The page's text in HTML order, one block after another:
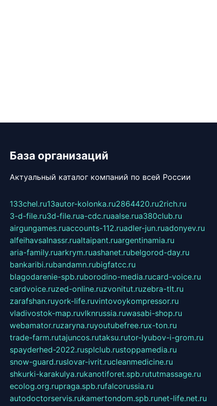
База организаций
Актуальный каталог компаний по всей России
133chel.ru13autor-kolonka.ru2864420.ru2rich.ru
3-d-file.ru3d-file.rua-cdc.ruaalse.rua380club.ru
airgungames.ruaccounts-112.ruadler-jun.ruadonyev.ru
alfeihavsalnassr.rualtaipant.ruargentinamia.ru
aria-family.ruarkrym.ruashanet.rubelgorod-day.ru
bankaribi.rubandamn.rubigfatcc.ru
blagodarenie-spb.ruborodino-media.rucard-voice.ru
cardvoice.ruzed-online.ruzvonitut.ruzebra-tlt.ru
zarafshan.ruyork-life.ruvintovoykompressor.ru
vladivostok-map.ruvlknrussia.ruwasabi-shop.ru
webamator.ruzaryna.ruyoutubefree.rux-ton.ru
trade-farm.rutajuncos.rutaksu.rutor-lyubov-i-grom.ru
spayderhed-2022.rusplclub.rustoppamedia.ru
snow-guard.ruslovar-ivrit.rucleanmedicine.ru
shkurki-karakulya.rukanotiforet.spb.rututmassage.ru
ecolog.org.rupraga.spb.rufalcorussia.ru
autodoctorservis.rukamertondom.spb.runet-life.net.ru